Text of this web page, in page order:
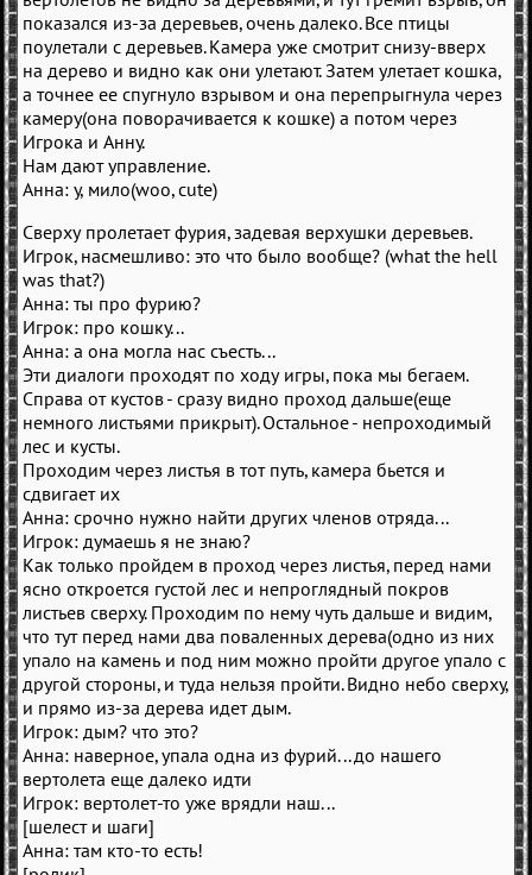
показался из-за деревьев, очень далеко. Все птицы
поулетали с деревьев. Камера уже смотрит снизу-вверх
на дерево и видно как они улетают. Затем улетает кошка,
а точнее ее спугнуло взрывом и она перепрыгнула через
камеру(она поворачивается к кошке) а потом через
Игрока и Анну.
Нам дают управление.
Анна: у, мило(woo, cute)
Сверху пролетает фурия, задевая верхушки деревьев.
Игрок, насмешливо: это что было вообще? (what the hell
was that?)
Анна: ты про фурию?
Игрок: про кошку...
Анна: а она могла нас съесть...
Эти диалоги проходят по ходу игры, пока мы бегаем.
Справа от кустов - сразу видно проход дальше(еще
немного листьями прикрыт). Остальное - непроходимый
лес и кусты.
Проходим через листья в тот путь, камера бьется и
сдвигает их
Анна: срочно нужно найти других членов отряда...
Игрок: думаешь я не знаю?
Как только пройдем в проход через листья, перед нами
ясно откроется густой лес и непроглядный покров
листьев сверху. Проходим по нему чуть дальше и видим,
что тут перед нами два поваленных дерева(одно из них
упало на камень и под ним можно пройти другое упало с
другой стороны, и туда нельзя пройти. Видно небо сверху,
и прямо из-за дерева идет дым.
Игрок: дым? что это?
Анна: наверное, упала одна из фурий... до нашего
вертолета еще далеко идти
Игрок: вертолет-то уже врядли наш...
[шелест и шаги]
Анна: там кто-то есть!